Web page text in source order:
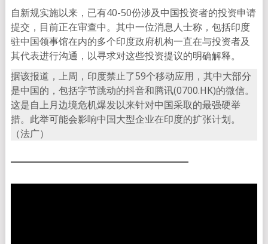
自新规实施以来，已有40-50份涉及中国投资者的投资申请
提交，目前正在审查中。其中一位消息人士称，包括印度
驻中国领事馆在内的多个印度政府机构一直在与投资者及
其代表进行沟通，以寻求对这些投资提议的明确解释。
据该报道，上周，印度禁止了59个移动应用，其中大部分
是中国的，包括字节跳动的抖音和腾讯(0700.HK)的微信。
这是自上月边境危机爆发以来针对中国采取的最强硬举
措。此举可能会影响中国大型企业在印度的扩张计划。
（法广）